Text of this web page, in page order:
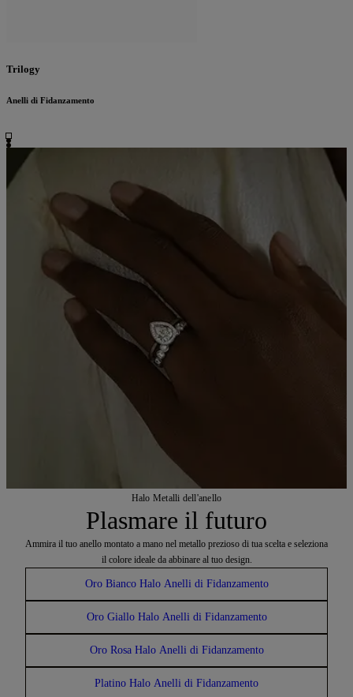
Trilogy
Anelli di Fidanzamento
Halo Metalli dell'anello
Plasmare il futuro
Ammira il tuo anello montato a mano nel metallo prezioso di tua scelta e seleziona
il colore ideale da abbinare al tuo design.
Oro Bianco Halo Anelli di Fidanzamento
Oro Giallo Halo Anelli di Fidanzamento
Oro Rosa Halo Anelli di Fidanzamento
Platino Halo Anelli di Fidanzamento